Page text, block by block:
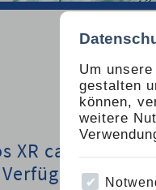
Um
gestalten
können,
weitere
XR ca. 1 Jahr